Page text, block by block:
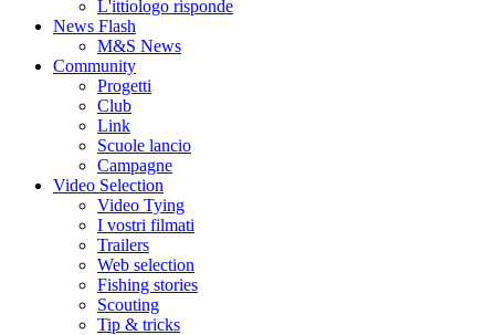
L'ittiologo risponde
News Flash
M&S News
Community
Progetti
Club
Link
Scuole lancio
Campagne
Video Selection
Video Tying
I vostri filmati
Trailers
Web selection
Fishing stories
Scouting
Tip & tricks